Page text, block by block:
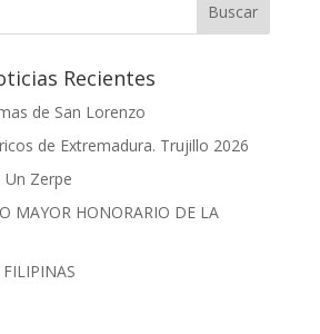
Recientes
de San Lorenzo
de Extremadura. Trujillo 2026
Zerpe
MAYOR HONORARIO DE LA